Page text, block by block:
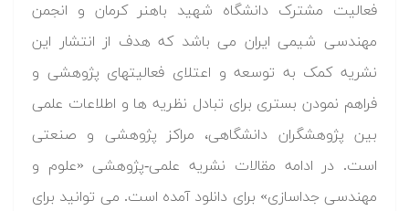
فعالیت مشترک دانشگاه شهید باهنر کرمان و انجمن
مهندسی شیمی ایران می باشد که هدف از انتشار این
نشریه کمک به توسعه و اعتلای فعالیت­های پژوهشی و
فراهم نمودن بستری برای تبادل نظریه ­ها و اطلاعات علمی
بین پژوهشگران دانشگاهی، مراکز پژوهشی و صنعتی
است. در ادامه مقالات نشریه علمی-پژوهشی «علوم و
مهندسی جداسازی» برای دانلود آمده است. می توانید برای